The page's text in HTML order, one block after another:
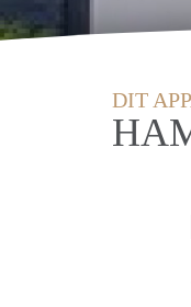
DIT